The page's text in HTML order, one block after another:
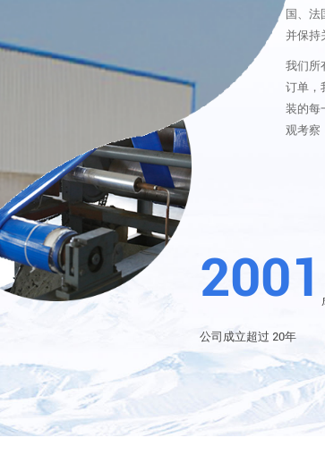
国、法
并保持
我们所
订单，
装的每
观考察
2001
公司成立超过 20年